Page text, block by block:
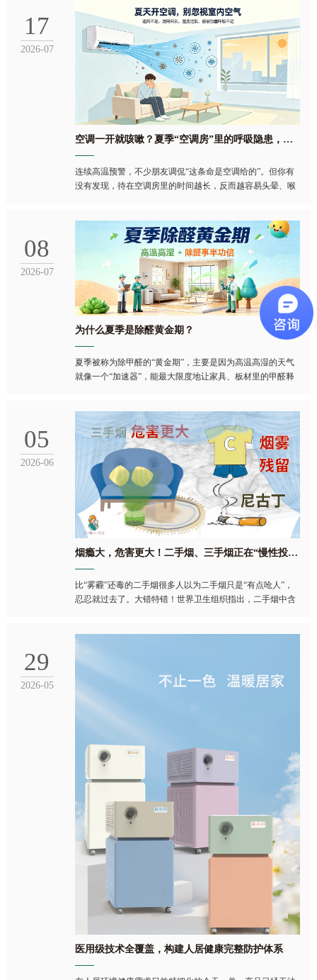
格局。在这个时间节点聊空气净化，时机正好。为什么8月更
要重视空气净化？你可能觉得夏天开窗多
17
2026-07
空调一开就咳嗽？夏季“空调房”里的呼吸隐患，比你想的更严重
连续高温预警，不少朋友调侃“这条命是空调给的”。但你有
没有发现，待在空调房里的时间越长，反而越容易头晕、喉
惯紧闭门窗享受凉爽，殊不知，这个密闭的“空调房”里，正
上演着一场空气污染的“潜伏战”。有说
08
2026-07
为什么夏季是除醛黄金期？
夏季被称为除甲醛的“黄金期”，主要是因为高温高湿的天气
就像一个“加速器”，能最大限度地让家具、板材里的甲醛释
05
2026-06
烟瘾大，危害更大！二手烟、三手烟正在“慢性投毒”
比“雾霾”还毒的二手烟很多人以为二手烟只是“有点呛人”，
忍忍就过去了。大错特错！世界卫生组织指出，二手烟中含
1. 对儿童的伤害：“儿童呼吸频率是成人的2-3倍”，这意味着
29
2026-05
医用级技术全覆盖，构建人居健康完整防护体系